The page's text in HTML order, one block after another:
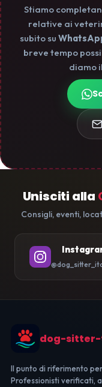
Stiamo
relative ai
subito su
breve tempo
diamo
Unisciti alla
Consigli, eventi,
dog-
Il punto di riferimento
Professionisti verificati,